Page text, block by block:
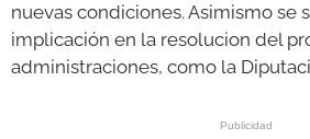
nuevas condiciones. Asimismo se
implicación en la resolucion del
administraciones, como la